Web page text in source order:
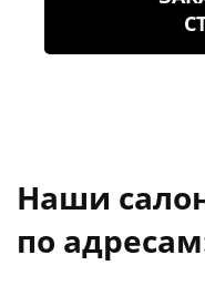
Наши
по